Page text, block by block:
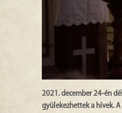
2021. december 24-én
gyülekezhettek a hívek.